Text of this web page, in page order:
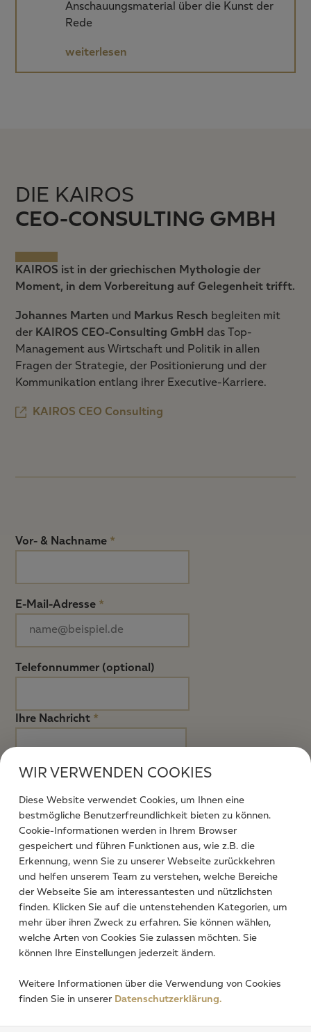
Anschauungsmaterial über die Kunst der
Rede
weiterlesen
DIE KAIROS
CEO-CONSULTING GMBH
KAIROS ist in der griechischen Mythologie der
Moment, in dem Vorbereitung auf Gelegenheit trifft.
Johannes Marten und Markus Resch begleiten mit
der KAIROS CEO-Consulting GmbH das Top-
Management aus Wirtschaft und Politik in allen
Fragen der Strategie, der Positionierung und der
Kommunikation entlang ihrer Executive-Karriere.
KAIROS CEO Consulting
Vor- & Nachname *
E-Mail-Adresse *
Telefonnummer (optional)
Ihre Nachricht *
Ich stimme zu, dass meine abgesendeten Daten
zum Zweck der Bearbeitung meines Anliegens
verarbeitet werden. Weitere Informationen finden
9 7 = ?*
WIR VERWENDEN COOKIES
Diese Website verwendet Cookies, um Ihnen eine
bestmögliche Benutzerfreundlichkeit bieten zu können.
Cookie-Informationen werden in Ihrem Browser
gespeichert und führen Funktionen aus, wie z.B. die
Erkennung, wenn Sie zu unserer Webseite zurückkehren
und helfen unserem Team zu verstehen, welche Bereiche
der Webseite Sie am interessantesten und nützlichsten
finden. Klicken Sie auf die untenstehenden Kategorien, um
mehr über ihren Zweck zu erfahren. Sie können wählen,
welche Arten von Cookies Sie zulassen möchten. Sie
können Ihre Einstellungen jederzeit ändern.
Weitere Informationen über die Verwendung von Cookies
finden Sie in unserer Datenschutzerklärung.